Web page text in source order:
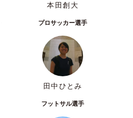
本田創大
プロサッカー選手
田中ひとみ
フットサル選手